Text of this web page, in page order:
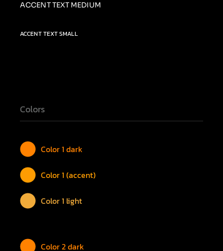
ACCENT TEXT MEDIUM
ACCENT TEXT SMALL
Colors
Color 1 dark
Color 1 (accent)
Color 1 light
Color 2 dark